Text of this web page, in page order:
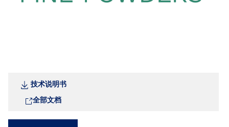
技术说明书
全部文档